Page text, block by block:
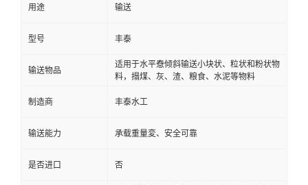
用途 输送
型号 丰泰
输送物品
适用于水平憃倾斜输送小块状、粒状和粉状物
料，搨煤、灰、渣、粮食、水泥等物料
制造商 丰泰水工
输送能力 承载重量変、安全可靠
是否进口 否